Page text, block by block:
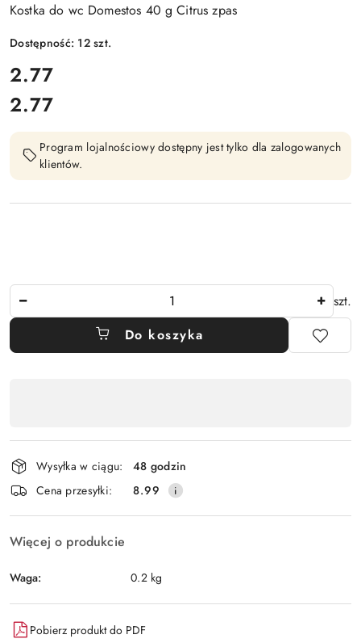
Kostka do wc Domestos 40 g Citrus zpas
Dostępność: 12szt.
cena:
2.77
Cena:
2.77
Program lojalnościowy dostępny jest tylko dla zalogowanych
klientów.
szt.
Do koszyka
płatność
i
dostawa
Wysyłka w ciągu:
48 godzin
Cena przesyłki:
8.99
Więcej o produkcie
Waga: 0.2 kg
Pobierz produkt do PDF